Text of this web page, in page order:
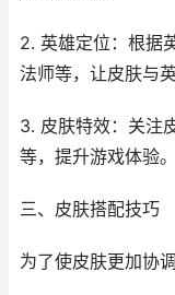
2. 英雄定位：根据
法师等，让皮肤与
3. 皮肤特效：关注
等，提升游戏体验。
三、皮肤搭配技巧
为了使皮肤更加协